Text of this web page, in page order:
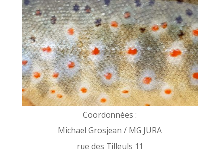
Coordonnées :
Michael Grosjean / MG JURA
rue des Tilleuls 11